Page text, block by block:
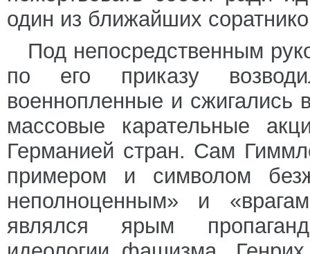
один из ближайших
Под непосредственным
по его приказу
военнопленные и сжигались
массовые карательные
Германией стран. Сам
примером и символом
неполноценным» и
являлся ярым